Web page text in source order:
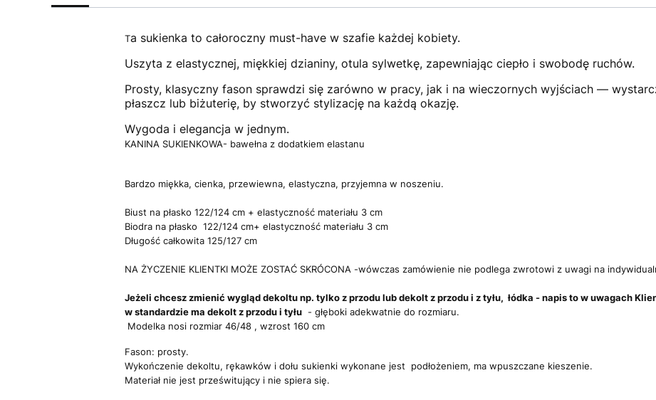
Ta sukienka to całoroczny must-have w szafie każdej kobiety.
Uszyta z elastycznej, miękkiej dzianiny, otula sylwetkę, zapewniając ciepło i swobodę ruchów.
Prosty, klasyczny fason sprawdzi się zarówno w pracy, jak i na wieczornych wyjściach —
płaszcz lub biżuterię, by stworzyć stylizację na każdą okazję.
Wygoda i elegancja w jednym.
KANINA SUKIENKOWA- bawełna z dodatkiem elastanu
Bardzo miękka, cienka, przewiewna, elastyczna, przyjemna w noszeniu.
Biust na płasko 122/124 cm + elastyczność materiału 3 cm
Biodra na płasko 122/124 cm+ elastyczność materiału 3 cm
Długość całkowita 125/127 cm
NA ŻYCZENIE KLIENTKI MOŻE ZOSTAĆ SKRÓCONA -wówczas zamówienie nie podlega zwrotowi z uwagi na
Jeżeli chcesz zmienić wygląd dekoltu np. tylko z przodu lub dekolt z przodu i z tyłu, łódka - napis to w uwagach
w standardzie ma dekolt z przodu i tyłu- głęboki adekwatnie do rozmiaru.
Modelka nosi rozmiar 46/48 , wzrost 160 cm
Fason: prosty.
Wykończenie dekoltu, rękawków i dołu sukienki wykonane jest podłożeniem, ma wpuszczane kieszenie.
Materiał nie jest prześwitujący i nie spiera się.